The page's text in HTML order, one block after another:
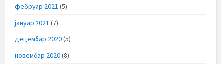
фебруар 2021 (5)
јануар 2021 (7)
децембар 2020(5)
новембар 2020(8)